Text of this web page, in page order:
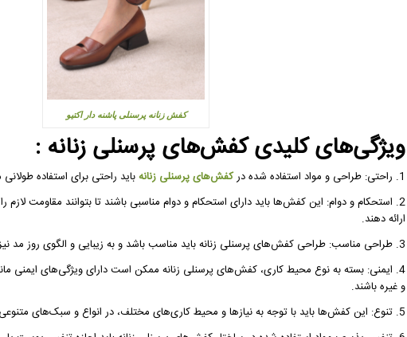
کفش زنانه پرسنلی پاشنه دار اکتیو
ویژگی‌های کلیدی کفش‌های پرسنلی زنانه :
1. راحتی: طراحی و مواد استفاده شده در کفش‌های پرسنلی زنانهباید راحتی برای استفاده
2. استحکام و دوام: این کفش‌ها باید دارای استحکام و دوام مناسبی باشند تا بتوانند مقاومت لازم را
ارائه دهند.
3. طراحی مناسب: طراحی کفش‌های پرسنلی زنانه باید مناسب باشد و به زیبایی و الگوی روز مد نیز توجه کند.
4. ایمنی: بسته به نوع محیط کاری، کفش‌های پرسنلی زنانه ممکن است دارای ویژگی‌های ایمنی
و غیره باشند.
5. تنوع: این کفش‌ها باید با توجه به نیازها و محیط کاری‌های مختلف، در انواع و سبک‌های متنوعی قابل دسترس باشند.